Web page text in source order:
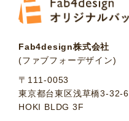
Fab4design株式会社
(ファブフォーデザイン)
〒111-0053
東京都台東区浅草橋3-32-6
HOKI BLDG 3F